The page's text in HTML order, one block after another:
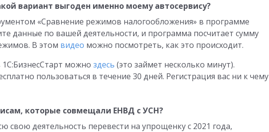
вариант выгоден именно моему автосервису?
«Сравнение режимов налогообложения» в программе
данные по вашей деятельности, и программа посчитает сумму
В этом видео можно посмотреть, как это происходит.
1С:БизнесСтарт можно здесь (это займет несколько минут).
пользоваться в течение 30 дней. Регистрация вас ни к чему
которые совмещали ЕНВД с УСН?
свою деятельность перевести на упрощенку с 2021 года,